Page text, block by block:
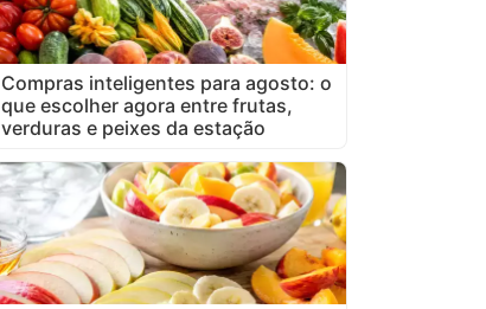
Compras inteligentes para agosto: o
que escolher agora entre frutas,
verduras e peixes da estação